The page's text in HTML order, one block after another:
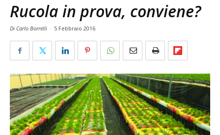
Rucola in prova, conviene?
Di Carlo Borrelli - 5 Febbraio 2016